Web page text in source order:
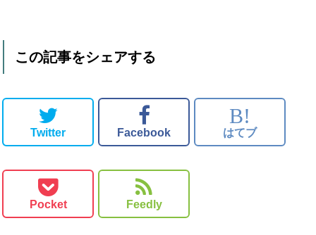
この記事をシェアする
Twitter Facebook
B!
はてブ
Pocket Feedly